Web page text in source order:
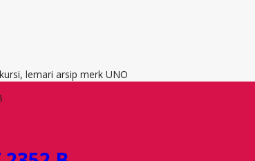
lemari arsip merk UNO